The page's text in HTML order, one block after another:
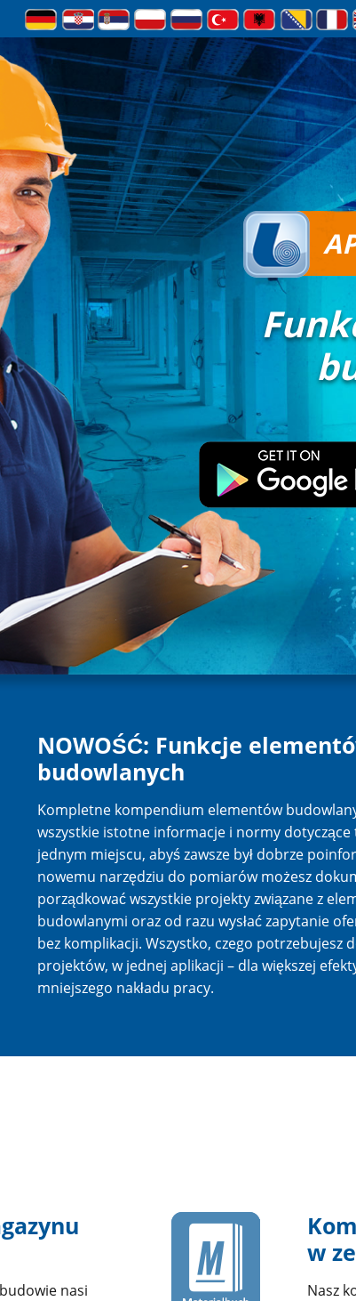
NOWOŚĆ: Funkcje
budowlanych
Kompletne kompendium elementów
wszystkie istotne informacje i normy
jednym miejscu, abyś zawsze był dobrze
nowemu narzędziu do pomiarów możesz
porządkować wszystkie projekty związane z
budowlanymi oraz od razu wysłać zapytanie
bez komplikacji. Wszystko, czego potrzebujesz
projektów, w jednej aplikacji – dla większej
mniejszego nakładu pracy.
nasi
w
Nasz